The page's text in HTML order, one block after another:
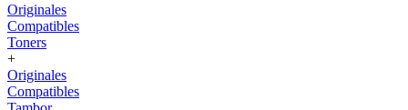
Originales
Compatibles
Toners
+
Originales
Compatibles